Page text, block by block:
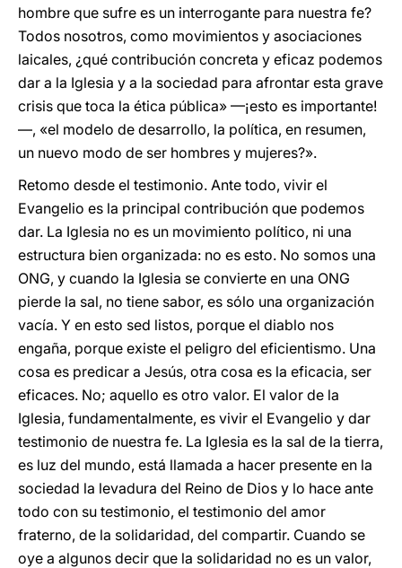
hombre que sufre es un interrogante para nuestra fe?
Todos nosotros, como movimientos y asociaciones
laicales, ¿qué contribución concreta y eficaz podemos
dar a la Iglesia y a la sociedad para afrontar esta grave
crisis que toca la ética pública» —¡esto es importante!
—, «el modelo de desarrollo, la política, en resumen,
un nuevo modo de ser hombres y mujeres?».
Retomo desde el testimonio. Ante todo, vivir el
Evangelio es la principal contribución que podemos
dar. La Iglesia no es un movimiento político, ni una
estructura bien organizada: no es esto. No somos una
ONG, y cuando la Iglesia se convierte en una ONG
pierde la sal, no tiene sabor, es sólo una organización
vacía. Y en esto sed listos, porque el diablo nos
engaña, porque existe el peligro del eficientismo. Una
cosa es predicar a Jesús, otra cosa es la eficacia, ser
eficaces. No; aquello es otro valor. El valor de la
Iglesia, fundamentalmente, es vivir el Evangelio y dar
testimonio de nuestra fe. La Iglesia es la sal de la tierra,
es luz del mundo, está llamada a hacer presente en la
sociedad la levadura del Reino de Dios y lo hace ante
todo con su testimonio, el testimonio del amor
fraterno, de la solidaridad, del compartir. Cuando se
oye a algunos decir que la solidaridad no es un valor,